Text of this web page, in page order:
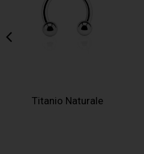
Dermal, Anchor